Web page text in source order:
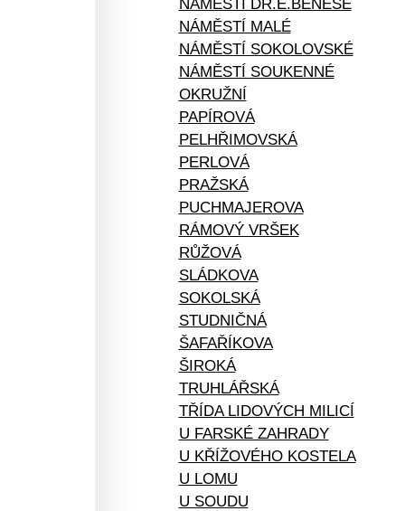
NÁMĚSTÍ DR.E.BENEŠE
NÁMĚSTÍ MALÉ
NÁMĚSTÍ SOKOLOVSKÉ
NÁMĚSTÍ SOUKENNÉ
OKRUŽNÍ
PAPÍROVÁ
PELHŘIMOVSKÁ
PERLOVÁ
PRAŽSKÁ
PUCHMAJEROVA
RÁMOVÝ VRŠEK
RŮŽOVÁ
SLÁDKOVA
SOKOLSKÁ
STUDNIČNÁ
ŠAFAŘÍKOVA
ŠIROKÁ
TRUHLÁŘSKÁ
TŘÍDA LIDOVÝCH MILICÍ
U FARSKÉ ZAHRADY
U KŘÍŽOVÉHO KOSTELA
U LOMU
U SOUDU